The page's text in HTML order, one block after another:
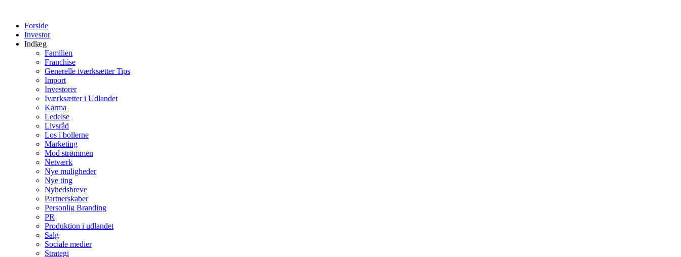
indholdForside
Investor
Indlæg
Familien
Franchise
Generelle iværksætter Tips
Import
Investorer
Iværksætter i Udlandet
Karma
Ledelse
Livsråd
Los i bollerne
Marketing
Mod strømmen
Netværk
Nye muligheder
Nye ting
Nyhedsbreve
Partnerskaber
Personlig Branding
PR
Produktion i udlandet
Salg
Sociale medier
Strategi